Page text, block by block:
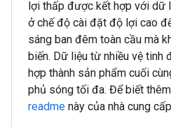
lợi thấp được kết hợp với dữ
ở chế độ cài đặt độ lợi cao
sáng ban đêm toàn cầu mà
biến. Dữ liệu từ nhiều vệ tinh
hợp thành sản phẩm cuối
phủ sóng tối đa. Để biết
readme này của nhà cung